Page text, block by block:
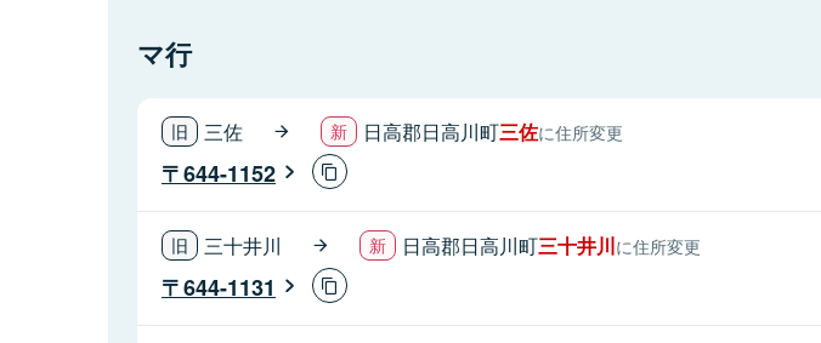
マ行
三佐 日高郡日高川町三佐に住所変更
644-1152
三十井川 日高郡日高川町三十井川に住所変更
644-1131